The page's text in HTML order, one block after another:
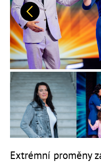
Předchozí
Extrémní proměny